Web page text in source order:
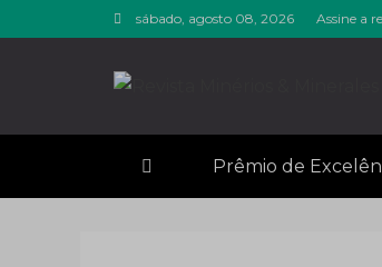
to
sábado, agosto 08, 2026 Assine a
Prêmio de